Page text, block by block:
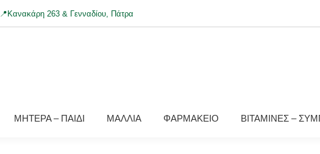
📍Κανακάρη 263 & Γενναδίου, Πάτρα
ΜΗΤΕΡΑ – ΠΑΙΔΙ ΜΑΛΛΙΑ ΦΑΡΜΑΚΕΙΟ ΒΙΤΑΜΙΝΕΣ –